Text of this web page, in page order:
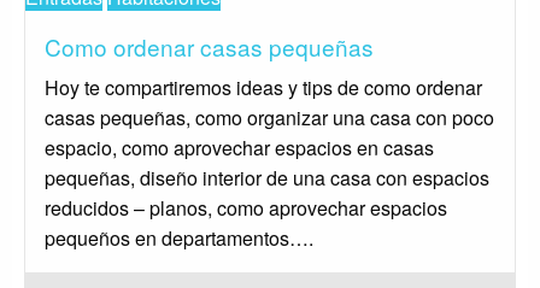
Como ordenar casas pequeñas
Hoy te compartiremos ideas y tips de como ordenar
casas pequeñas, como organizar una casa con poco
espacio, como aprovechar espacios en casas
pequeñas, diseño interior de una casa con espacios
reducidos – planos, como aprovechar espacios
pequeños en departamentos….